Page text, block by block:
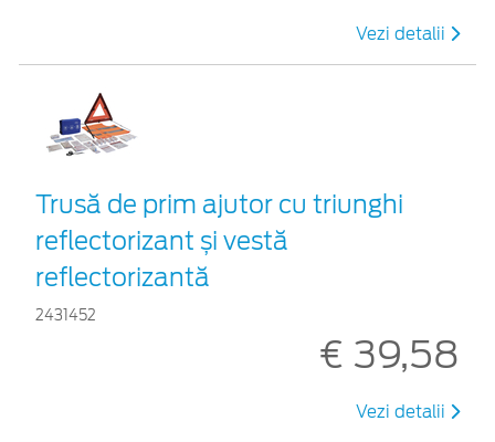
Vezi detalii
Trusă de prim ajutor cu triunghi
reflectorizant și vestă
reflectorizantă
2431452
€ 39,58
Vezi detalii